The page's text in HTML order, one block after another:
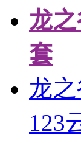
龙
套
龙
123